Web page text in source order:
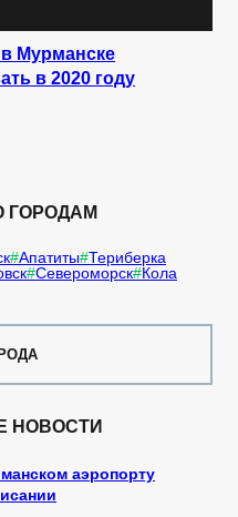
Мурманске
в 2020 году
ГОРОДАМ
Апатиты Териберка
Североморск Кола
НОВОСТИ
аэропорту